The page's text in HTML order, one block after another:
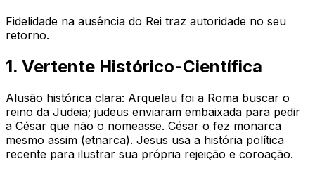
Fidelidade na ausência do Rei traz autoridade no seu
retorno.
1. Vertente Histórico-Científica
Alusão histórica clara: Arquelau foi a Roma buscar o
reino da Judeia; judeus enviaram embaixada para pedir
a César que não o nomeasse. César o fez monarca
mesmo assim (etnarca). Jesus usa a história política
recente para ilustrar sua própria rejeição e coroação.